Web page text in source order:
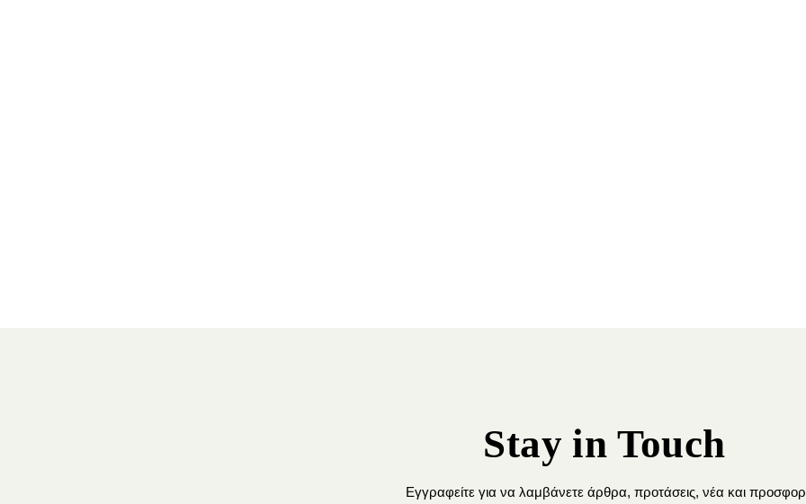
Stay in Touch
Εγγραφείτε για να λαμβάνετε άρθρα, προτάσεις, νέα και